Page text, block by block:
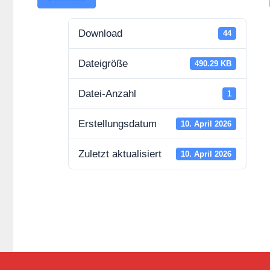
Download 44
Dateigröße 490.29 KB
Datei-Anzahl 1
Erstellungsdatum 10. April 2026
Zuletzt aktualisiert 10. April 2026